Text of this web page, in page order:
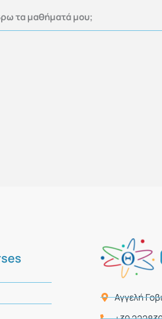
τα μαθήματά μου;
Αγγελή